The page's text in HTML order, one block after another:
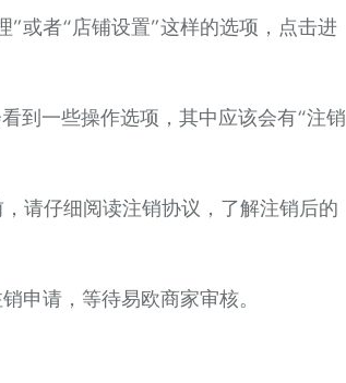
”或者“店铺设置”这样的选项，点击进
到一些操作选项，其中应该会有“注销
请仔细阅读注销协议，了解注销后的
申请，等待易欧商家审核。